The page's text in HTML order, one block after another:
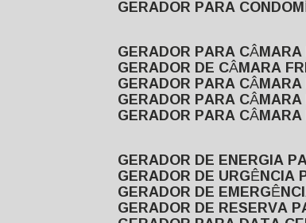
GERADOR PARA
GERADOR PARA
GERADOR DE CÂMARA
GERADOR PARA
GERADOR PARA
GERADOR PARA
GERADOR DE ENERGIA
GERADOR DE
GERADOR DE
GERADOR DE RESERVA